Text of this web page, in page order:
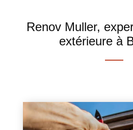
Renov Muller,
extérieure à